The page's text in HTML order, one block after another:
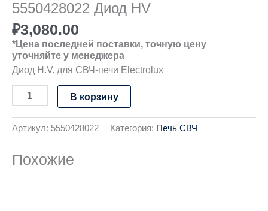
5550428022 Диод HV
₽3,080.00
*Цена последней поставки, точную цену
уточняйте у менеджера
Диод H.V. для СВЧ-печи Electrolux
В корзину
Артикул: 5550428022 Категория: Печь СВЧ
Похожие